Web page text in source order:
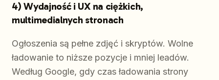
4) Wydajność i UX na ciężkich,
multimedialnych stronach
Ogłoszenia są pełne zdjęć i skryptów. Wolne
ładowanie to niższe pozycje i mniej leadów.
Według Google, gdy czas ładowania strony